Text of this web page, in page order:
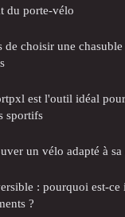
du porte-vélo
de choisir une
est l'outil idéal
sportifs
un vélo adapté à
: pourquoi est-ce
?